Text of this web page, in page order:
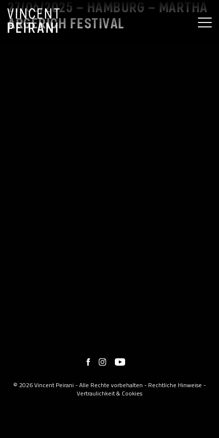
27/06/2025 – HAMBURG – MARTHA
ARGERICH FESTIVAL
© 2026 Vincent Peirani - Alle Rechte vorbehalten - Rechtliche Hinweise -
Vertraulichkeit & Cookies